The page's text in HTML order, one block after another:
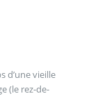
d’une vieille
(le rez-de-